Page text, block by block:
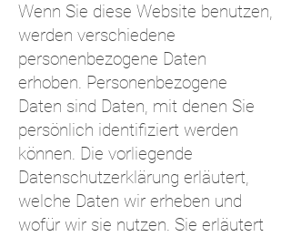
Wenn Sie diese Website benutzen,
werden verschiedene
personenbezogene Daten
erhoben. Personenbezogene
Daten sind Daten, mit denen Sie
persönlich identifiziert werden
können. Die vorliegende
Datenschutzerklärung erläutert,
welche Daten wir erheben und
wofür wir sie nutzen. Sie erläutert